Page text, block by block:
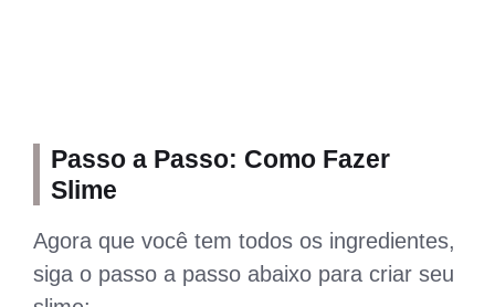
Passo a Passo: Como Fazer
Slime
Agora que você tem todos os ingredientes,
siga o passo a passo abaixo para criar seu